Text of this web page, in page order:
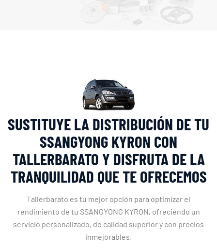
SUSTITUYE LA DISTRIBUCIÓN DE TU
SSANGYONG KYRON CON
TALLERBARATO Y DISFRUTA DE LA
TRANQUILIDAD QUE TE OFRECEMOS
Tallerbarato es tu mejor opción para optimizar el
rendimiento de tu SSANGYONG KYRON, ofreciendo un
servicio personalizado, de calidad superior y con precios
inmejorables.